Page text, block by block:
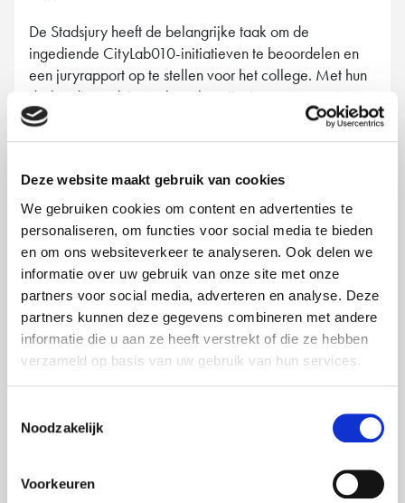
Deze website maakt gebruik van cookies
We gebruiken cookies om content en advertenties te
personaliseren, om functies voor social media te bieden
en om ons websiteverkeer te analyseren. Ook delen we
informatie over uw gebruik van onze site met onze
partners voor social media, adverteren en analyse. Deze
partners kunnen deze gegevens combineren met andere
informatie die u aan ze heeft verstrekt of die ze hebben
verzameld op basis van uw gebruik van hun services.
Noodzakelijk
Voorkeuren
De Stadsjury heeft de belangrijke taak om de
ingediende CityLab010-initiatieven te beoordelen en
een juryrapport op te stellen voor het college. Met hun
deskundige adviezen bepalen zij wie er met een
startbudget aan de slag kan gaan.
Dien jouw idee
vandaag nog inen wie weet zie jij jouw project
Veel succes aan alle juryleden! ✨
Weten waarvoor je de Stadsjuryleden uit hun bed kan
halen? Lees hier verder:CityLab010 - Stadsjury
Op de foto van links naar rechts:Jeremiah Durand,
Annick van Berne, Albert Leutscher,René
Bouwmeester,Tania Bhulai ,Martijn Verbeek,Marcel E.
Buijsingh